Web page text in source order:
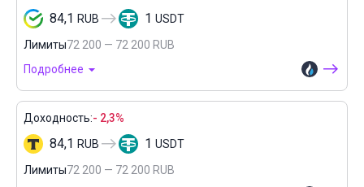
84,1 RUB 1 USDT
Лимиты72 200 — 72 200 RUB
Подробнее
Доходность:- 2,3%
84,1 RUB 1 USDT
Лимиты72 200 — 72 200 RUB